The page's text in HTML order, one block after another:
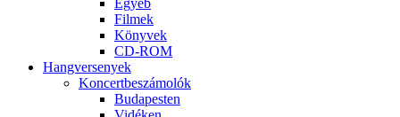
Egyéb
Filmek
Könyvek
CD-ROM
Hangversenyek
Koncertbeszámolók
Budapesten